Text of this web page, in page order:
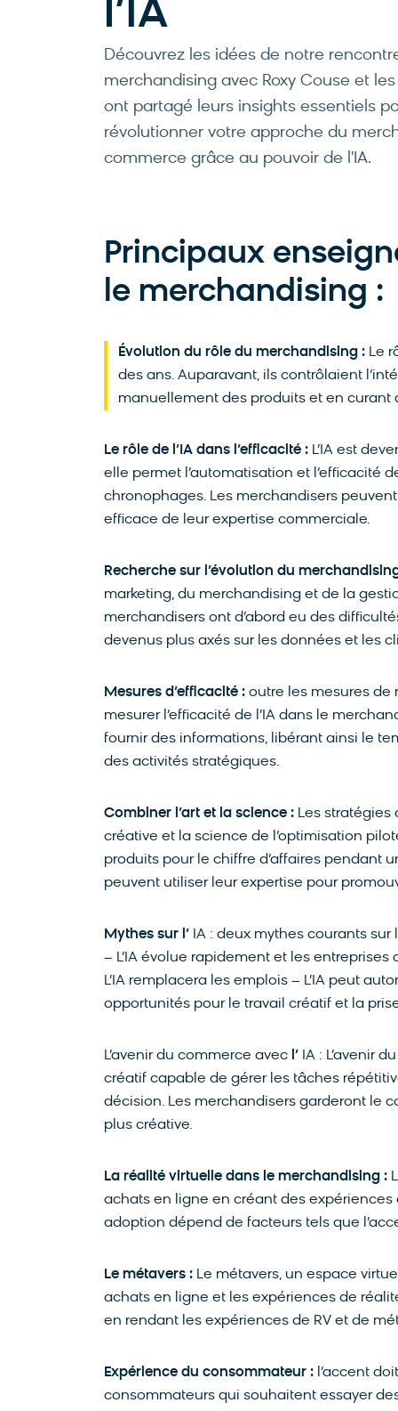
l’IA
Découvrez les idées de notre
merchandising avec Roxy Couse et
ont partagé leurs insights essentiels
révolutionner votre approche du
commerce grâce au pouvoir de l'IA.
Principaux
le merchandising :
Évolution du rôle du merchandising : Le
des ans. Auparavant, ils contrôlaient
manuellement des produits et en curant
Le rôle de l’IA dans l’efficacité : L’IA est
elle permet l’automatisation et l’efficacité
chronophages. Les merchandisers
efficace de leur expertise commerciale.
Recherche sur l’évolution du
marketing, du merchandising et de la
merchandisers ont d’abord eu des
devenus plus axés sur les données et les
Mesures d’efficacité : outre les mesures de
mesurer l’efficacité de l’IA dans le
fournir des informations, libérant ainsi le
des activités stratégiques.
Combiner l’art et la science : Les stratégies
créative et la science de l’optimisation
produits pour le chiffre d’affaires pendant
peuvent utiliser leur expertise pour
Mythes sur l’ IA : deux mythes courants sur
– L’IA évolue rapidement et les
L’IA remplacera les emplois – L’IA peut
opportunités pour le travail créatif et la
L’avenir du commerce avec l’ IA : L’avenir
créatif capable de gérer les tâches
décision. Les merchandisers garderont le
plus créative.
La réalité virtuelle dans le merchandising :
achats en ligne en créant des expériences
adoption dépend de facteurs tels que
Le métavers : Le métavers, un espace
achats en ligne et les expériences de
en rendant les expériences de RV et de
Expérience du consommateur : l’accent
consommateurs qui souhaitent essayer